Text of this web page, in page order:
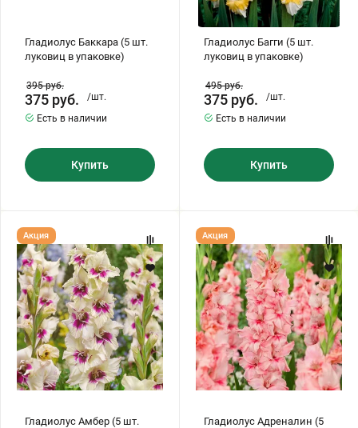
Гладиолус Баккара (5 шт.
луковиц в упаковке)
395руб.
375 руб.
/шт.
Есть в наличии
Купить
Гладиолус Багги (5 шт.
луковиц в упаковке)
495руб.
375 руб.
/шт.
Есть в наличии
Купить
Гладиолус
Амбер
(5
шт.
луковиц
в
упаковке)
Гладиолус Амбер (5 шт.
Акция
Гладиолус
Адреналин
(5
шт.
луковиц
в
упаковке)
Гладиолус Адреналин (5
Акция